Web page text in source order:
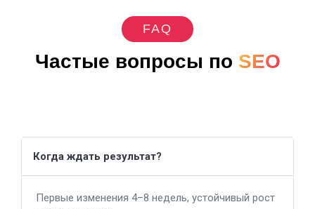
FAQ
Частые вопросы по SEO
Когда ждать результат?
Первые изменения 4–8 недель, устойчивый рост